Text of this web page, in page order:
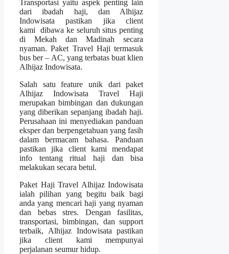
Transportasi yaitu aspek penting lain
dari ibadah haji, dan Alhijaz
Indowisata pastikan jika client
kami dibawa ke seluruh situs penting
di Mekah dan Madinah secara
nyaman. Paket Travel Haji termasuk
bus ber – AC, yang terbatas buat klien
Alhijaz Indowisata.
Salah satu feature unik dari paket
Alhijaz Indowisata Travel Haji
merupakan bimbingan dan dukungan
yang diberikan sepanjang ibadah haji.
Perusahaan ini menyediakan panduan
eksper dan berpengetahuan yang fasih
dalam bermacam bahasa. Panduan
pastikan jika client kami mendapat
info tentang ritual haji dan bisa
melakukan secara betul.
Paket Haji Travel Alhijaz Indowisata
ialah pilihan yang begitu baik bagi
anda yang mencari haji yang nyaman
dan bebas stres. Dengan fasilitas,
transportasi, bimbingan, dan support
terbaik, Alhijaz Indowisata pastikan
jika client kami mempunyai
perjalanan seumur hidup.